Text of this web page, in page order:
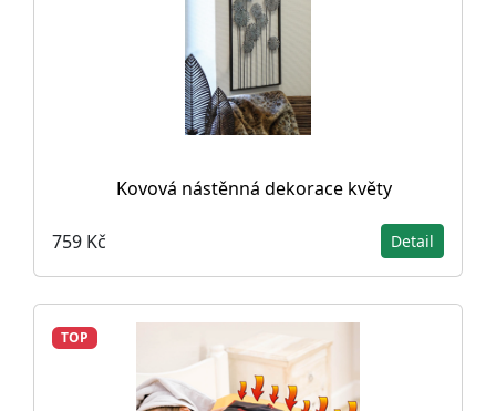
Kovová nástěnná dekorace květy
759 Kč Detail
TOP